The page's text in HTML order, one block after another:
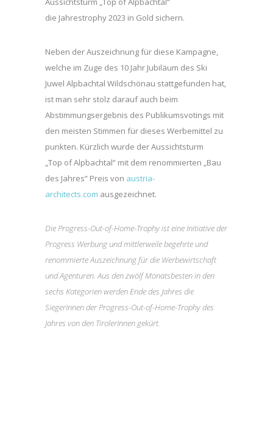
die Jahrestrophy 2023 in Gold sichern.
Neben der Auszeichnung für diese Kampagne,
welche im Zuge des 10 Jahr Jubiläum des Ski
Juwel Alpbachtal Wildschönau stattgefunden hat,
ist man sehr stolz darauf auch beim
Abstimmungsergebnis des Publikumsvotings mit
den meisten Stimmen für dieses Werbemittel zu
punkten. Kürzlich wurde der Aussichtsturm
„Top of Alpbachtal“ mit dem renommierten „Bau
des Jahres“ Preis von austria-
architects.com ausgezeichnet.
Die Progress-Out-of-Home-Trophy ist eine Initiative der
Progress Werbung und mittlerweile begehrte und
renommierte Auszeichnung für die Werbewirtschaft
und Agenturen. Aus den zwölf Monatsbesten in den
sechs Kategorien werden Ende des Jahres die
SiegerInnen der Progress-Out-of-Home-Trophy des
Jahres von den TirolerInnen gekürt.